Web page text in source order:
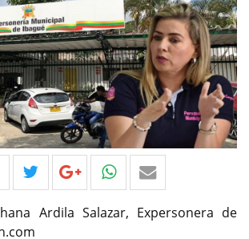
Ardila Salazar, Expersonera de